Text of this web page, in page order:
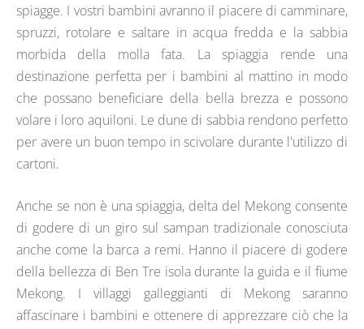
spiagge. I vostri bambini avranno il piacere di camminare,
spruzzi, rotolare e saltare in acqua fredda e la sabbia
morbida della molla fata. La spiaggia rende una
destinazione perfetta per i bambini al mattino in modo
che possano beneficiare della bella brezza e possono
volare i loro aquiloni. Le dune di sabbia rendono perfetto
per avere un buon tempo in scivolare durante l'utilizzo di
cartoni.
Anche se non è una spiaggia, delta del Mekong consente
di godere di un giro sul sampan tradizionale conosciuta
anche come la barca a remi. Hanno il piacere di godere
della bellezza di Ben Tre isola durante la guida e il fiume
Mekong. I villaggi galleggianti di Mekong saranno
affascinare i bambini e ottenere di apprezzare ciò che la